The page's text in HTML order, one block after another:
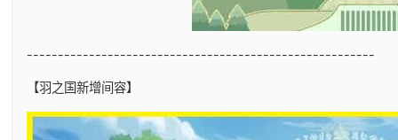
--------------------------------------------------------
【羽之国新增间容】